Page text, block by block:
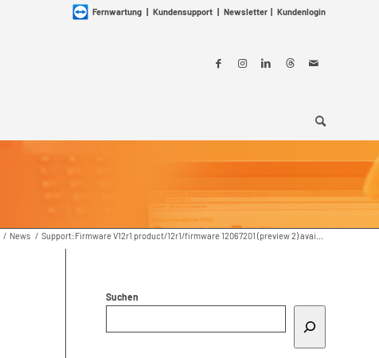
Fernwartung | Kundensupport | Newsletter | Kundenlogin
/ News / Support:Firmware V12r1 product/12r1/firmware 12067201 (preview 2) avai...
Suchen